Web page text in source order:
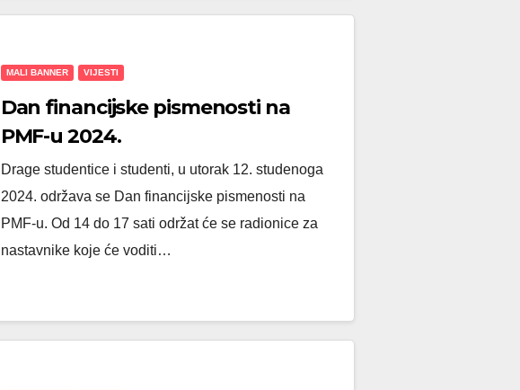
MALI BANNER VIJESTI
Dan financijske pismenosti na
PMF-u 2024.
Drage studentice i studenti, u utorak 12. studenoga
2024. održava se Dan financijske pismenosti na
PMF-u. Od 14 do 17 sati održat će se radionice za
nastavnike koje će voditi…